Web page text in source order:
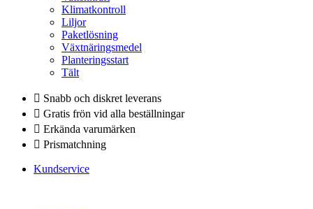
Klimatkontroll
Liljor
Paketlösning
Växtnäringsmedel
Planteringsstart
Tält
Snabb och diskret leverans
Gratis frön vid alla beställningar
Erkända varumärken
Prismatchning
Kundservice